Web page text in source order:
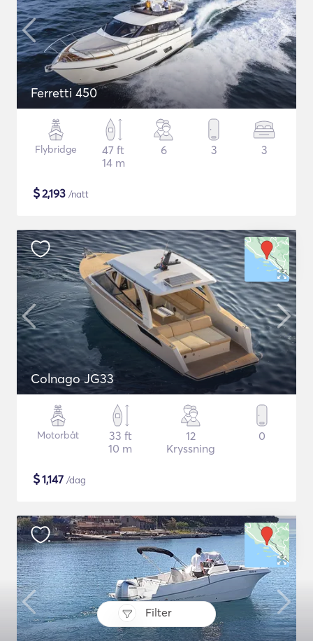
Filter
Ferretti 450
Flybridge
47 ft
14 m
6 3 3
$2,193 /natt
Colnago JG33
Motorbåt
33 ft
10 m
12
Kryssning
0
$1,147 /dag